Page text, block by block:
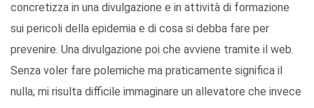
concretizza in una divulgazione e in attività di formazione
sui pericoli della epidemia e di cosa si debba fare per
prevenire. Una divulgazione poi che avviene tramite il web.
Senza voler fare polemiche ma praticamente significa il
nulla; mi risulta difficile immaginare un allevatore che invece